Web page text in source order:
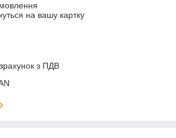
на вашу картку
з ПДВ